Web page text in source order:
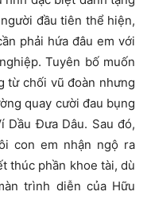
đầu tiên thể hiện,
phải hứa đâu em với
Tuyên bố muốn
từ chối vũ đoàn nhưng
quay cười đau bụng
Dầu Đưa Dâu. Sau đó,
con em nhận ngộ ra
thúc phần khoe tài, dù
trình diễn của Hữu